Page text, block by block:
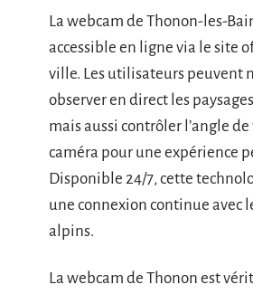
La webcam de Thonon-les-
accessible en ligne via le site
ville. Les utilisateurs peuvent
observer en direct les
mais aussi contrôler l’angle de
caméra pour une expérience
Disponible 24/7, cette
une connexion continue avec
alpins.
La webcam de Thonon est